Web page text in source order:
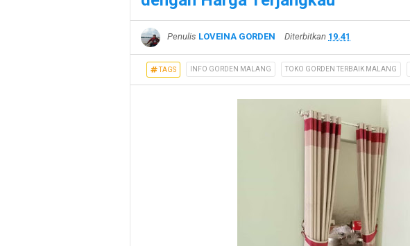
Penulis LOVEINA GORDEN Diterbitkan 19.41
TAGS INFO GORDEN MALANG TOKO GORDEN TERBAIK MALANG